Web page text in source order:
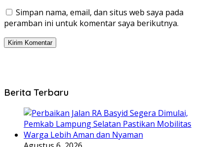
Simpan nama, email, dan situs web saya pada
peramban ini untuk komentar saya berikutnya.
Berita Terbaru